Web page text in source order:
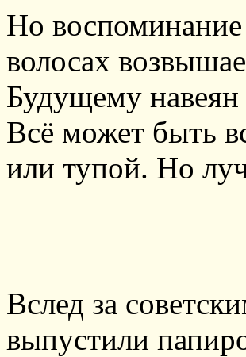
Но
волосах
Будущему
Всё может быть
или тупой. Но
Вслед за
выпустили